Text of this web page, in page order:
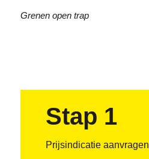
Grenen open trap
Stap 1
Prijsindicatie aanvragen